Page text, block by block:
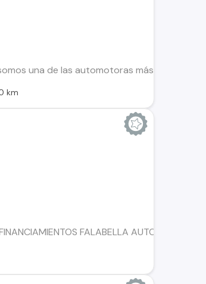
una de las automotoras más antiguas
km
FALABELLA AUTOFIN